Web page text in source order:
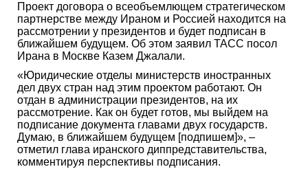
Проект договора о всеобъемлющем стратегическом
партнерстве между Ираном и Россией находится на
рассмотрении у президентов и будет подписан в
ближайшем будущем. Об этом заявил ТАСС посол
Ирана в Москве Казем Джалали.
«Юридические отделы министерств иностранных
дел двух стран над этим проектом работают. Он
отдан в администрации президентов, на их
рассмотрение. Как он будет готов, мы выйдем на
подписание документа главами двух государств.
Думаю, в ближайшем будущем [подпишем]», –
отметил глава иранского диппредставительства,
комментируя перспективы подписания.